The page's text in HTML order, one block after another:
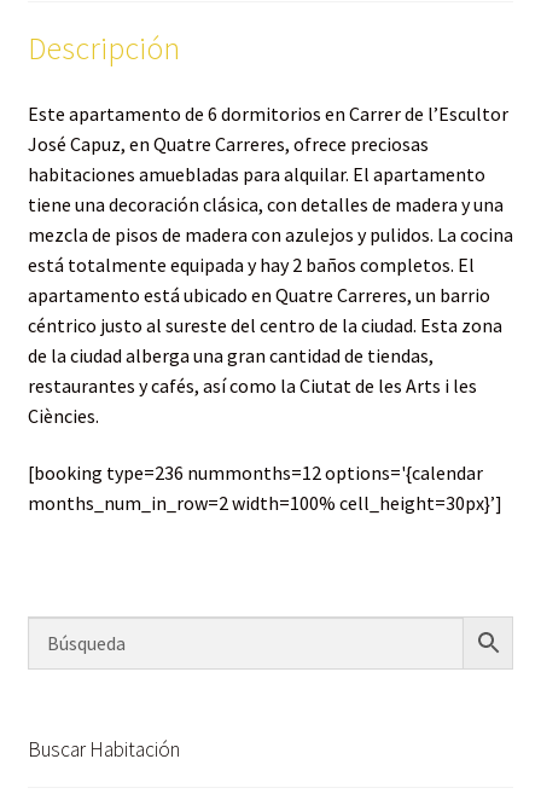
Descripción
Este apartamento de 6 dormitorios en Carrer de l’Escultor
José Capuz, en Quatre Carreres, ofrece preciosas
habitaciones amuebladas para alquilar. El apartamento
tiene una decoración clásica, con detalles de madera y una
mezcla de pisos de madera con azulejos y pulidos. La cocina
está totalmente equipada y hay 2 baños completos. El
apartamento está ubicado en Quatre Carreres, un barrio
céntrico justo al sureste del centro de la ciudad. Esta zona
de la ciudad alberga una gran cantidad de tiendas,
restaurantes y cafés, así como la Ciutat de les Arts i les
Ciències.
[booking type=236 nummonths=12 options='{calendar
months_num_in_row=2 width=100% cell_height=30px}’]
Buscar Habitación